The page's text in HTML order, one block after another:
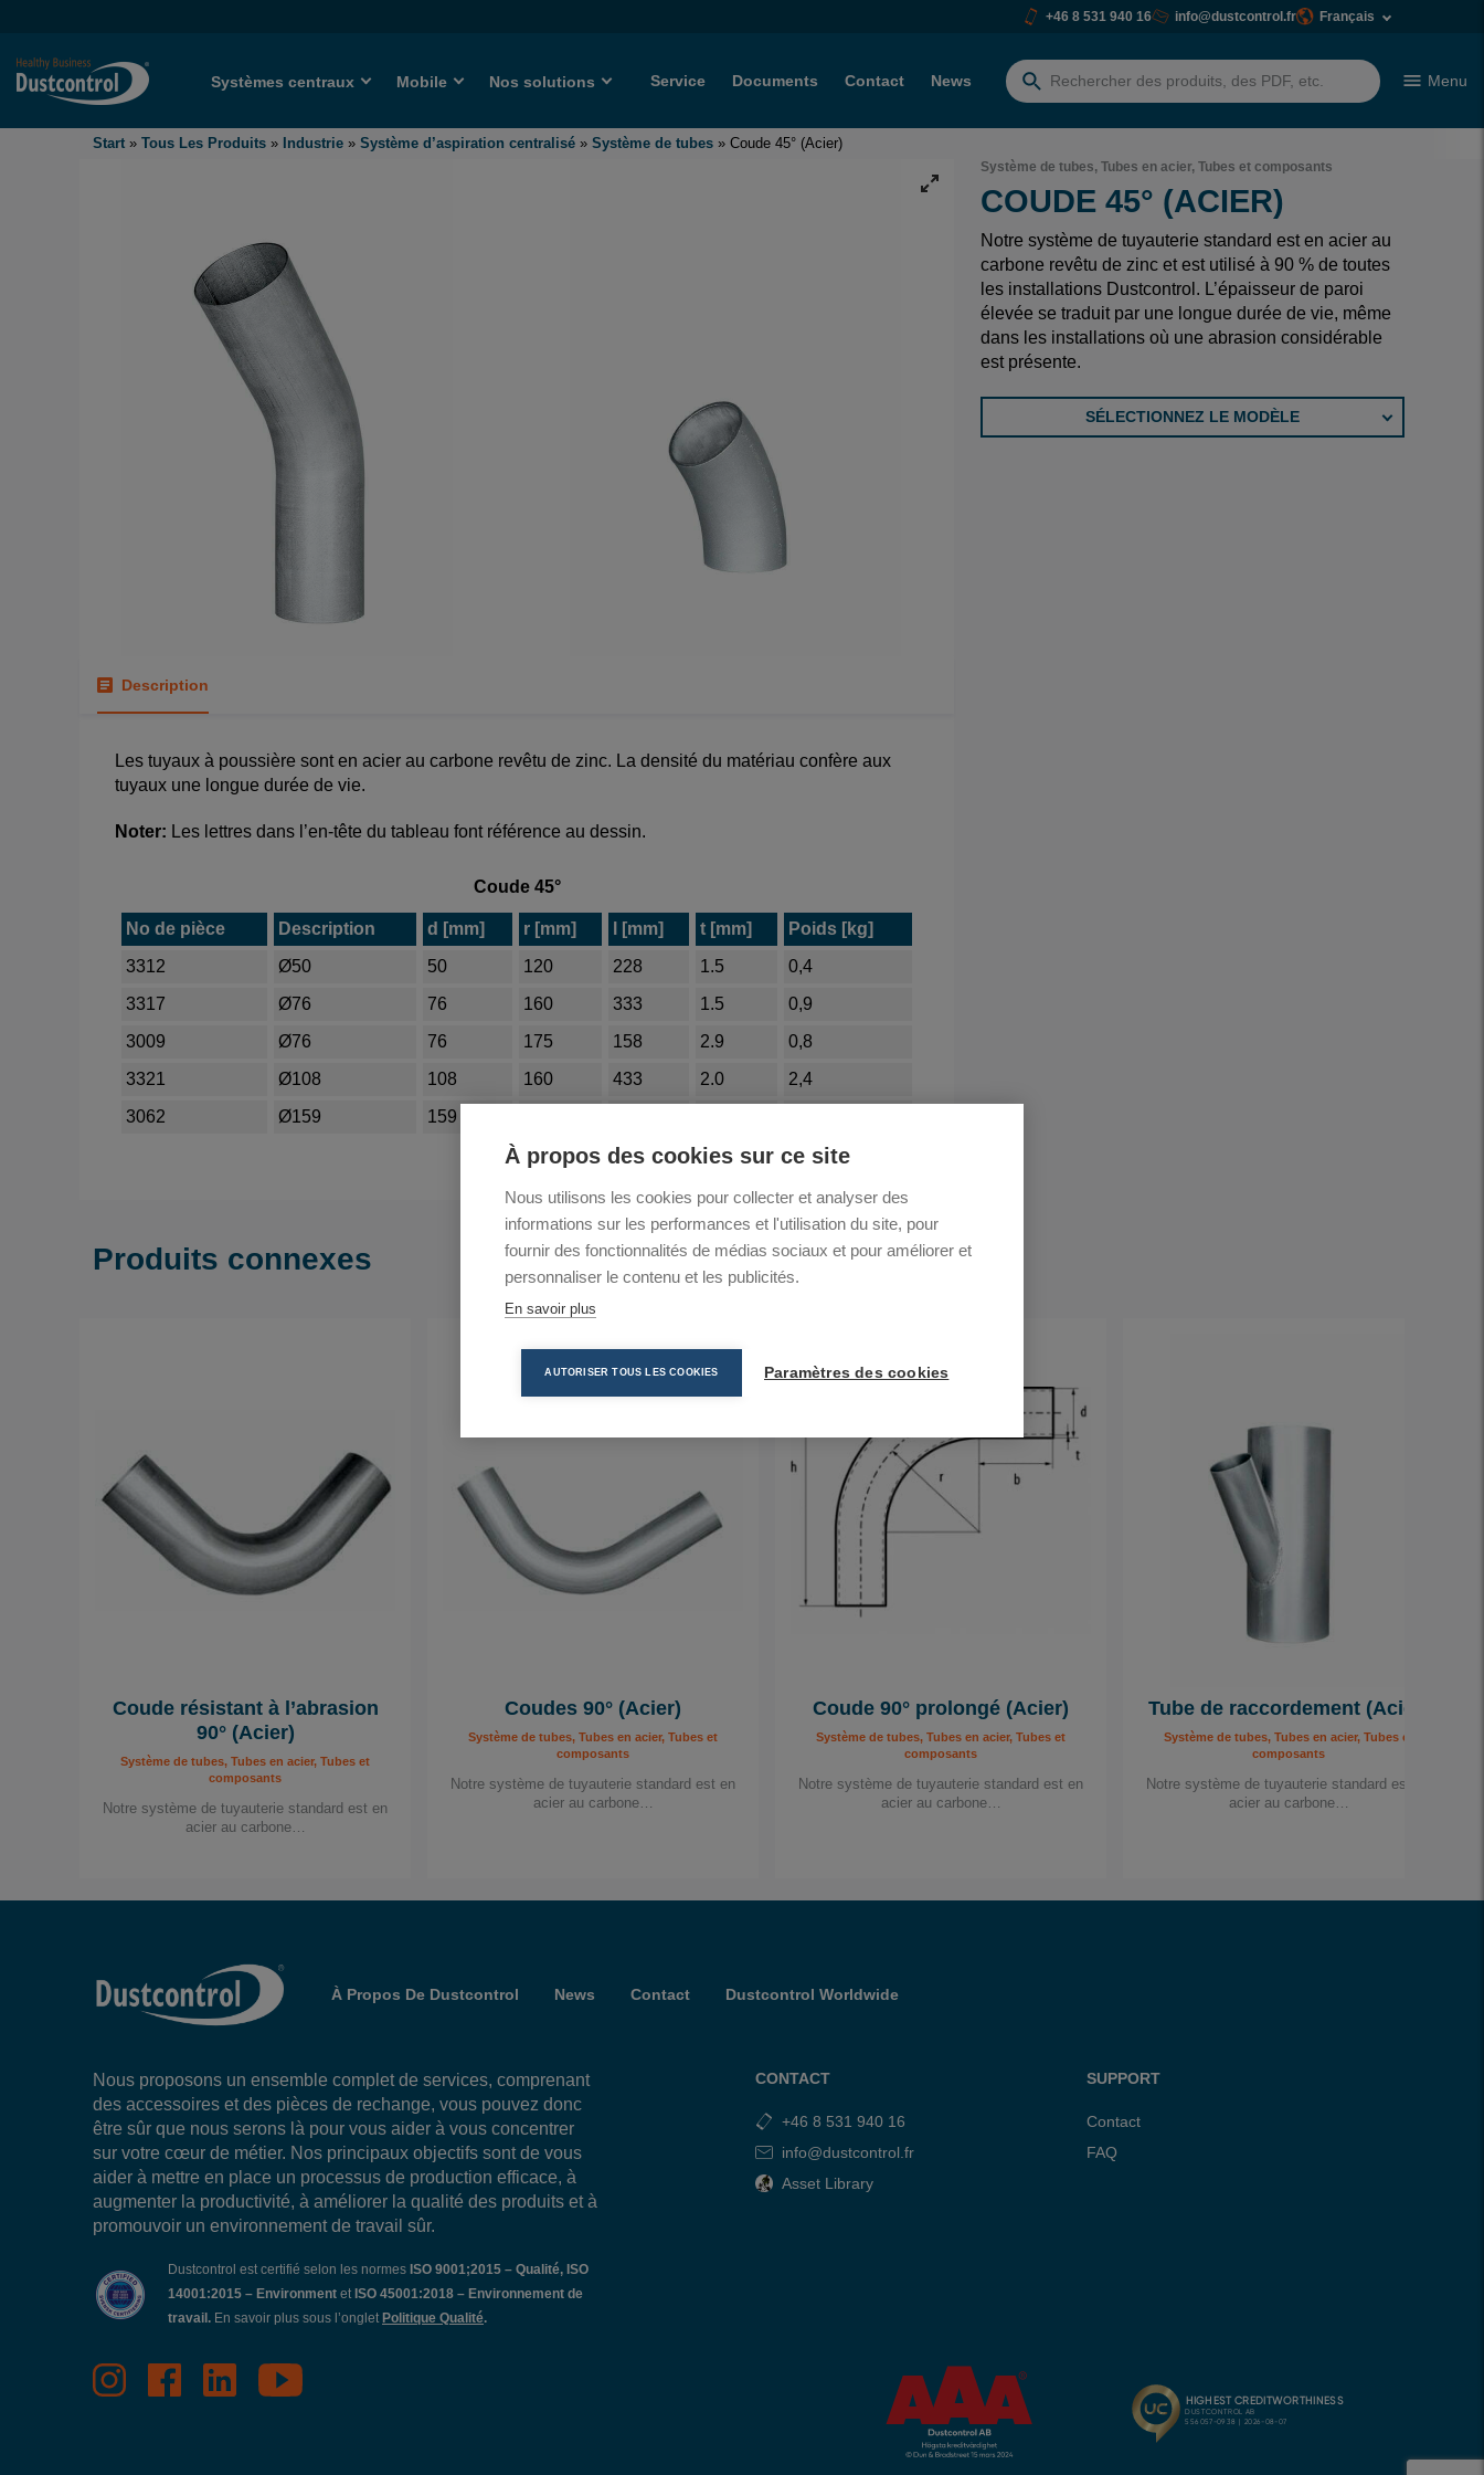
+46 8 531 940 16 info@dustcontrol.fr Français
Systèmes centraux Mobile Nos solutions Service Documents Contact News
Rechercher:
Menu
Start » Tous Les Produits » Industrie » Système d’aspiration centralisé » Système de tubes » Coude 45° (Acier)
Description
Les tuyaux à poussière sont en acier au carbone revêtu de zinc. La densité du matériau confère aux
tuyaux une longue durée de vie.
Noter: Les lettres dans l’en-tête du tableau font référence au dessin.
Coude 45°
No de pièce Description d [mm] r [mm] l [mm] t [mm]
Poids [kg]
3312
Ø50 50 120 228 1.5
0,4
3317
Ø76 76 160 333 1.5
0,9
3009
Ø76 76 175 158 2.9
0,8
3321
Ø108 108 160 433 2.0
2,4
3062
Ø159 159
Système de tubes, Tubes en acier, Tubes et composants
COUDE 45° (ACIER)
Notre système de tuyauterie standard est en acier au
carbone revêtu de zinc et est utilisé à 90 % de toutes
les installations Dustcontrol. L’épaisseur de paroi
élevée se traduit par une longue durée de vie, même
dans les installations où une abrasion considérable
est présente.
SÉLECTIONNEZ LE MODÈLE
Produits connexes
Coude résistant à l’abrasion
90° (Acier)
Système de tubes, Tubes en acier, Tubes et
composants
Notre système de tuyauterie standard est en
acier au carbone…
Coudes 90° (Acier)
Système de tubes, Tubes en acier, Tubes et
composants
Notre système de tuyauterie standard est en
acier au carbone…
Coude 90° prolongé (Acier)
Système de tubes, Tubes en acier, Tubes et
composants
Notre système de tuyauterie standard est en
acier au carbone…
Tube de raccordement (Acier)
Système de tubes, Tubes en acier, Tubes et
composants
Notre système de tuyauterie standard est en
acier au carbone…
À Propos De Dustcontrol News Contact Dustcontrol Worldwide
Nous proposons un ensemble complet de services, comprenant
des accessoires et des pièces de rechange, vous pouvez donc
être sûr que nous serons là pour vous aider à vous concentrer
sur votre cœur de métier. Nos principaux objectifs sont de vous
aider à mettre en place un processus de production efficace, à
augmenter la productivité, à améliorer la qualité des produits et à
promouvoir un environnement de travail sûr.
Dustcontrol est certifié selon les normes ISO 9001;2015 – Qualité, ISO
14001:2015 – Environment et ISO 45001:2018 – Environnement de
travail. En savoir plus sous l’onglet Politique Qualité.
CONTACT
+46 8 531 940 16
info@dustcontrol.fr
Asset Library
SUPPORT
Contact
FAQ
À propos des cookies sur ce site
Nous utilisons les cookies pour collecter et analyser des
informations sur les performances et l'utilisation du site, pour
fournir des fonctionnalités de médias sociaux et pour améliorer et
personnaliser le contenu et les publicités.
En savoir plus
AUTORISER TOUS LES COOKIES Paramètres des cookies